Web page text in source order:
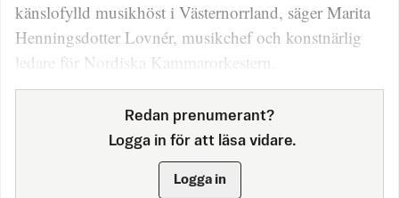
känslofylld musikhöst i Västernorrland, säger Marita
Henningsdotter Lovnér, musikchef och konstnärlig
ledare för Nordiska Kammarorkestern.
Redan prenumerant?
Logga in för att läsa vidare.
Logga in